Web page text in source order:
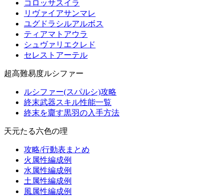
コロッサスイラ
リヴァイアサンマレ
ユグドラシルアルボス
ティアマトアウラ
シュヴァリエクレド
セレストアーテル
超高難易度ルシファー
ルシファー(スパルシ)攻略
終末武器スキル性能一覧
終末を齎す黒羽の入手方法
天元たる六色の理
攻略/行動表まとめ
火属性編成例
水属性編成例
土属性編成例
風属性編成例